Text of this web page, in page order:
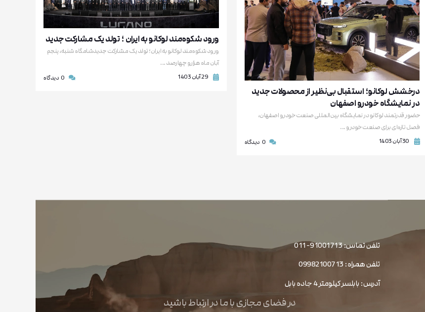
درخشش لوکانو؛ استقبال بی‌نظیر از محصولات جدید
در نمایشگاه خودرو اصفهان
حضور قدرتمند لوکانو در نمایشگاه بین‌المللی صنعت خودرو اصفهان،
فصل تازه‌ای برای صنعت خودرو ...
30 آبان 1403 0 دیدگاه
ورود شکوه‌مند لوکانو به ایران ؛ تولد یک مشارکت جدید
ورود شکوه‌مند لوکانو به ایران؛ تولد یک مشارکت جدیدشامگاه شنبه، پنجم
آبان ماه هزارو چهارصد ...
29 آبان 1403 0 دیدگاه
تلفن تماس: 91001713-011
تلفن همراه: 09982100713
آدرس: بابلسر کیلومتر 4 جاده بابل
در فضای مجازی با ما در ارتباط باشید